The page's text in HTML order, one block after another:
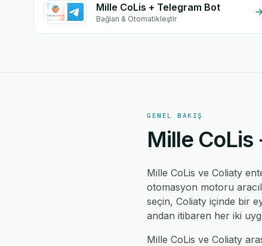
Mille CoLis + Telegram Bot
Bağlan & Otomatikleştir
GENEL BAKIŞ
Mille CoLis
Mille CoLis ve Coliaty
otomasyon motoru
seçin, Coliaty içinde bir
andan itibaren her iki
Mille CoLis ve Coliaty